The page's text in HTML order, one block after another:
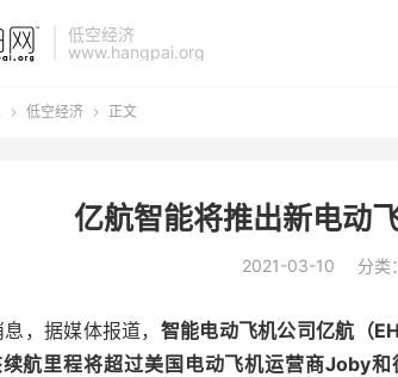
低空经济
www.hangpai.org
 低空经济  正文
亿航智能将推出新电动
2021-03-10 分类：
，据媒体报道， 智能电动飞机公司亿航（
航里程将超过美国电动飞机运营商Joby